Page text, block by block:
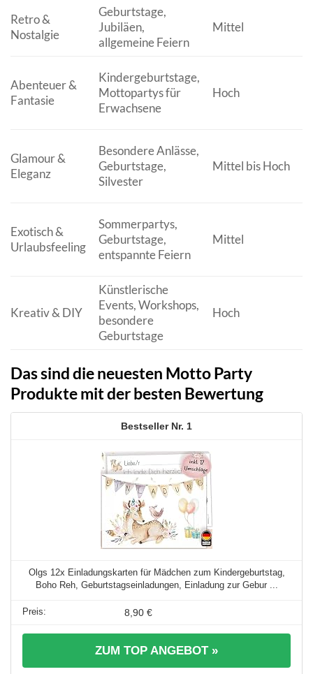
Retro &
Nostalgie
Geburtstage,
Jubiläen,
allgemeine Feiern
Mittel
Abenteuer &
Fantasie
Kindergeburtstage,
Mottopartys für
Erwachsene
Hoch
Glamour &
Eleganz
Besondere Anlässe,
Geburtstage,
Silvester
Mittel bis Hoch
Exotisch &
Urlaubsfeeling
Sommerpartys,
Geburtstage,
entspannte Feiern
Mittel
Kreativ & DIY
Künstlerische
Events, Workshops,
besondere
Geburtstage
Hoch
Das sind die neuesten Motto Party
Produkte mit der besten Bewertung
1
Olgs 12x Einladungskarten für Mädchen zum Kindergeburtstag,
Boho Reh, Geburtstagseinladungen, Einladung zur Gebur ...
8,90 €
ZUM TOP ANGEBOT »